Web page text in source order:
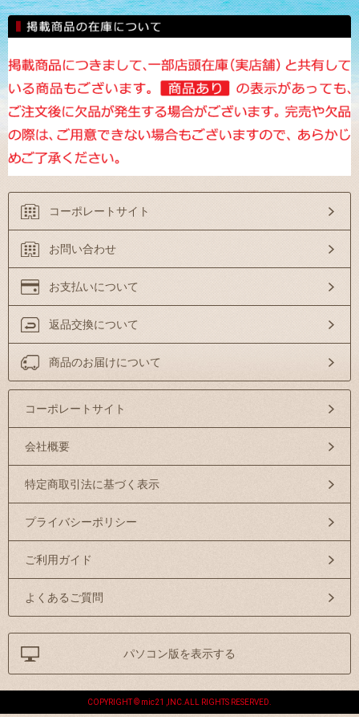
コーポレートサイト
お問い合わせ
お支払いについて
返品交換について
商品のお届けについて
コーポレートサイト
会社概要
特定商取引法に基づく表示
プライバシーポリシー
ご利用ガイド
よくあるご質問
パソコン版を表示する
COPYRIGHT © mic21 ,INC.ALL RIGHTS RESERVED.